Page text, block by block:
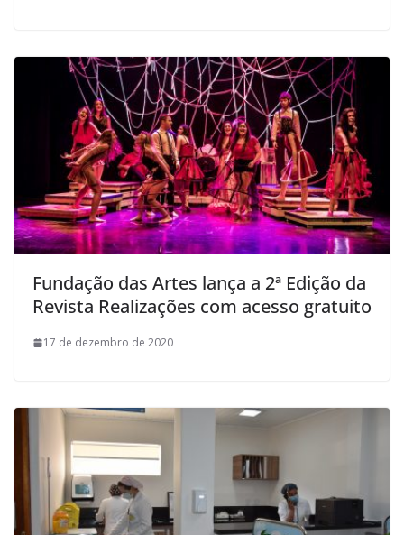
Fundação das Artes lança a 2ª Edição da
Revista Realizações com acesso gratuito
17 de dezembro de 2020